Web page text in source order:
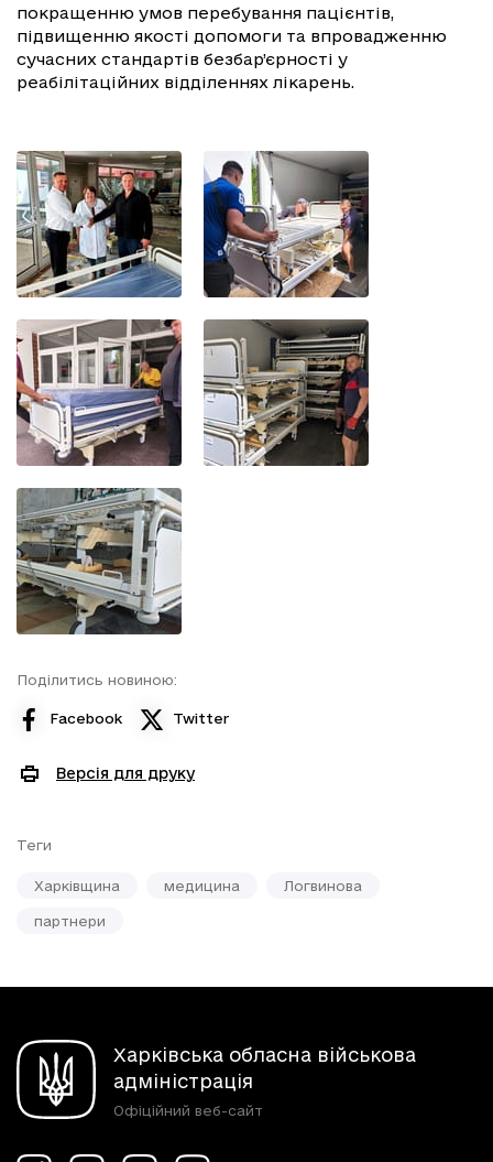
покращенню умов перебування пацієнтів,
підвищенню якості допомоги та впровадженню
сучасних стандартів безбар’єрності у
реабілітаційних відділеннях лікарень.
Поділитись новиною:
Facebook Twitter
Версія для друку
Теги
Харківщина медицина Логвинова
партнери
Харківська обласна військова
адміністрація
Офіційний веб-сайт